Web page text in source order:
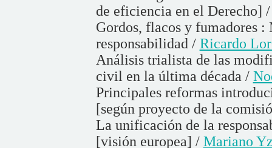
de eficiencia en el Derecho]
Gordos, flacos y fumadores
responsabilidad / Ricardo
Análisis trialista de las
civil en la última década /
Principales reformas
[según proyecto de la
La unificación de la
[visión europea] / Mariano